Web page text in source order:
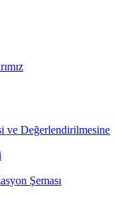
ve Değerlendirilmesine
Şeması